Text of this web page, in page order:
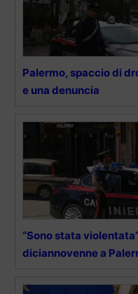
Palermo, spaccio di
e una denuncia
“Sono stata
diciannovenne a